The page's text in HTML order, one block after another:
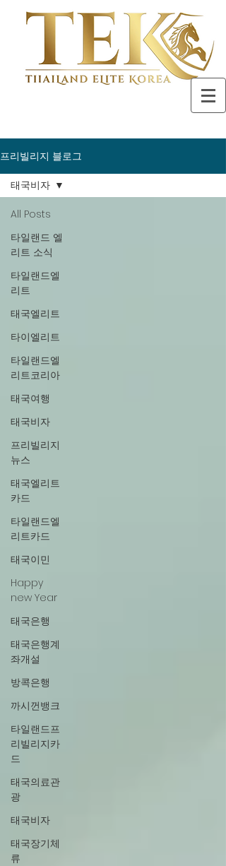
프리빌리지 블로그
All Posts
타일랜드 엘
리트 소식
타일랜드엘
리트
태국엘리트
타이엘리트
타일랜드엘
리트코리아
태국여행
태국비자
프리빌리지
뉴스
태국엘리트
카드
타일랜드엘
리트카드
태국이민
Happy
new Year
태국은행
태국은행계
좌개설
방콕은행
까시껀뱅크
타일랜드프
리빌리지카
드
태국의료관
광
태국비자
태국장기체
류
태국비자